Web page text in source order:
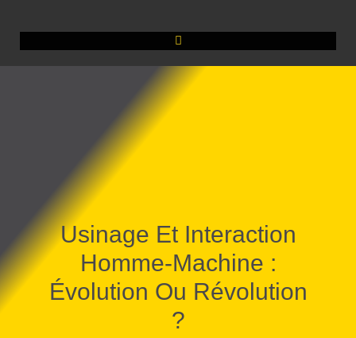
Usinage Et Interaction
Homme-Machine :
Évolution Ou Révolution
?